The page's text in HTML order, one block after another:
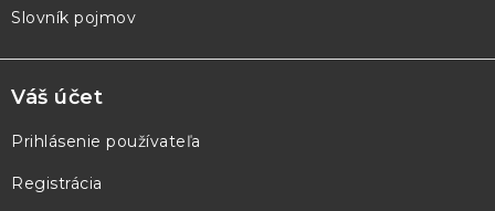
Slovník pojmov
Váš účet
Prihlásenie používateľa
Registrácia